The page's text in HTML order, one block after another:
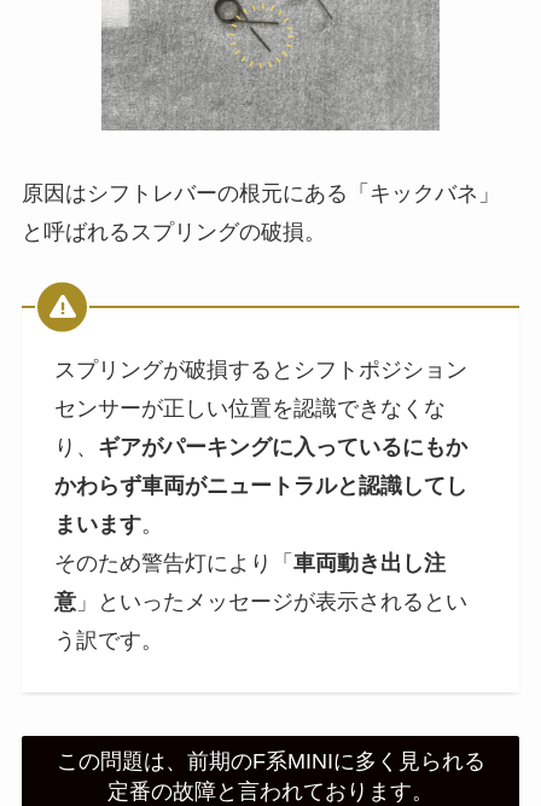
原因はシフトレバーの根元にある「キックバネ」
と呼ばれるスプリングの破損。
スプリングが破損するとシフトポジション
センサーが正しい位置を認識できなくな
り、 ギアがパーキングに入っているにもか
かわらず車両がニュートラルと認識してし
まいます。
そのため警告灯により「 車両動き出し注
意」といったメッセージが表示されるとい
う訳です。
この問題は、前期のF系MINIに多く見られる
定番の故障と言われております。